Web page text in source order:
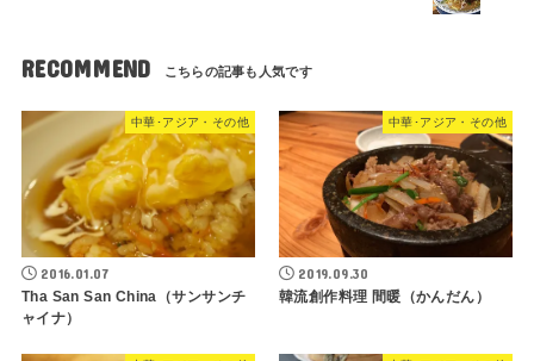
RECOMMEND
中華･アジア・その他
2016.01.07
Tha San San China（サンサンチ
ャイナ）
中華･アジア・その他
2019.09.30
韓流創作料理 間暖（かんだん）